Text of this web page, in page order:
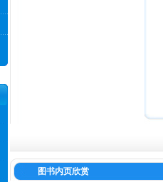
图书内页欣赏